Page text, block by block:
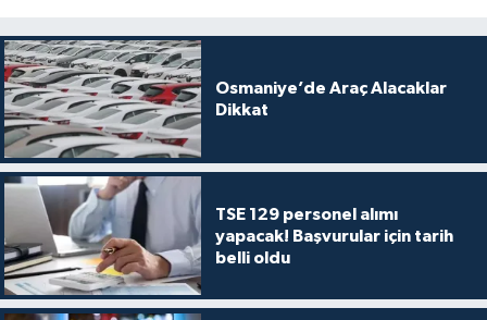
Osmaniye’de Araç Alacaklar
Dikkat
TSE 129 personel alımı
yapacak! Başvurular için tarih
belli oldu